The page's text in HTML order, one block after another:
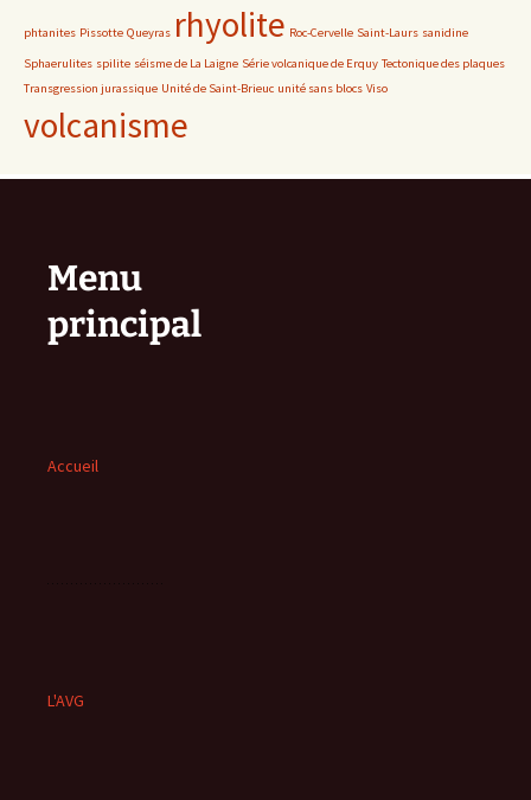
phtanites Pissotte Queyras rhyolite Roc-Cervelle Saint-Laurs sanidine
Sphaerulites spilite séisme de La Laigne Série volcanique de Erquy Tectonique des plaques
Transgression jurassique Unité de Saint-Brieuc unité sans blocs Viso
volcanisme
Menu
principal
Accueil
L'AVG